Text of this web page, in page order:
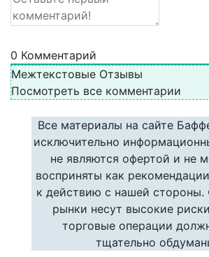
0 Комментарий
Межтекстовые Отзывы
Посмотреть все комментарии
Все материалы на сайте
исключительно
не являются офертой и не
восприняты как
к действию с нашей стороны.
рынки несут высокие
торговые операции
тщательно